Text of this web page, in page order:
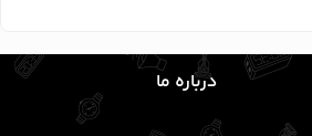
درباره ما